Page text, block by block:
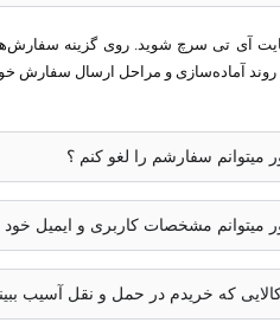
محافظتی: IP67، مقاوم در برابر آب و گرد و غبار
اتصال: HD-TVI (آنالوگ HD)
کاری: -40 تا 60 درجه سانتی‌گراد
هایک ویژن مدل DS-2CE78H0T-IT1F
آی تی سرچ شوید. روی گزینه
آماده‌سازی و مراحل ارسال سفارش خود
میتوانم سفارشم را لغو کنم ؟
میتوانم مشخصات کاربری و ایمیل خود
که خریدم در حمل و نقل آسیب